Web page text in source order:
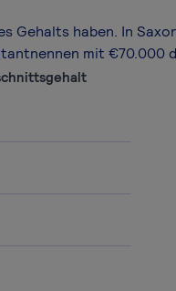
Gehalts haben. In
mit